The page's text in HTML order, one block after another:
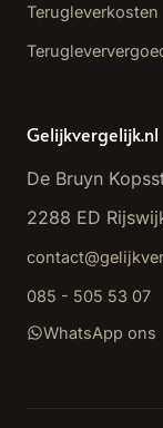
Terugleverkosten
Gelijkvergelijk.nl
De Bruyn
2288 ED
085 - 505 53 07
WhatsApp ons